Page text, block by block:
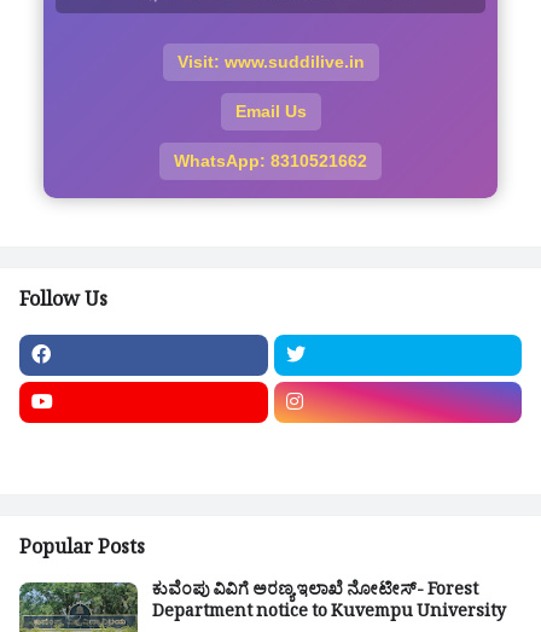
Visit: www.suddilive.in
Email Us
WhatsApp: 8310521662
Follow Us
Popular Posts
ಕುವೆಂಪು ವಿವಿಗೆ ಅರಣ್ಯ ಇಲಾಖೆ ನೋಟೀಸ್- Forest
Department notice to Kuvempu University